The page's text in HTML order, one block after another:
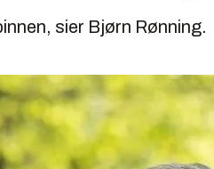
sier Bjørn Rønning.